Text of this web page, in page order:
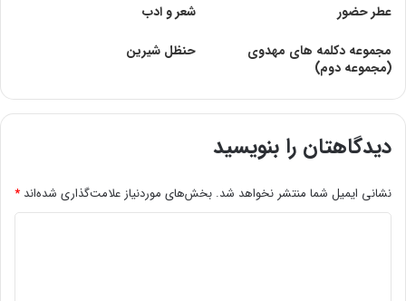
عطر حضور
شعر و ادب
مجموعه دکلمه های مهدوی
(مجموعه دوم)
حنظل‌ شیرین‌
دیدگاهتان را بنویسید
نشانی ایمیل شما منتشر نخواهد شد. بخش‌های موردنیاز علامت‌گذاری شده‌اند *